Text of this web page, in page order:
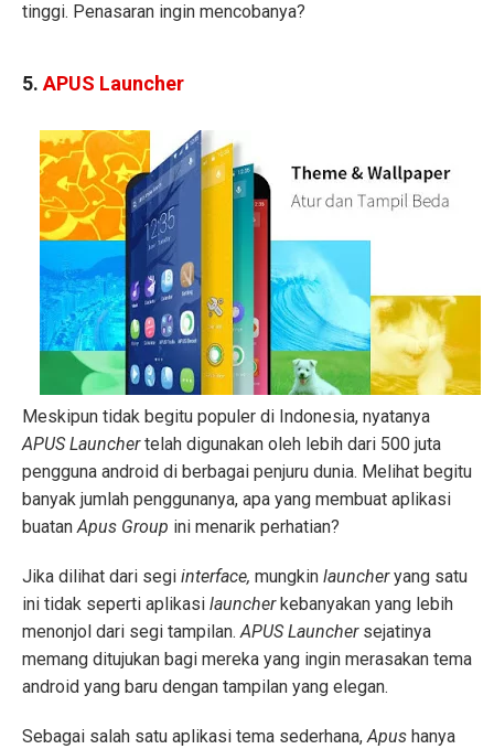
tinggi. Penasaran ingin mencobanya?
5.APUS Launcher
Meskipun tidak begitu populer di Indonesia, nyatanya
APUS Launchertelah digunakan oleh lebih dari 500 juta
pengguna android di berbagai penjuru dunia. Melihat begitu
banyak jumlah penggunanya, apa yang membuat aplikasi
buatanApus Group ini menarik perhatian?
Jika dilihat dari segi interface, mungkin launcheryang satu
ini tidak seperti aplikasi launcher kebanyakan yang lebih
menonjol dari segi tampilan.APUS Launcher sejatinya
memang ditujukan bagi mereka yang ingin merasakan tema
android yang baru dengan tampilan yang elegan.
Sebagai salah satu aplikasi tema sederhana,Apus hanya